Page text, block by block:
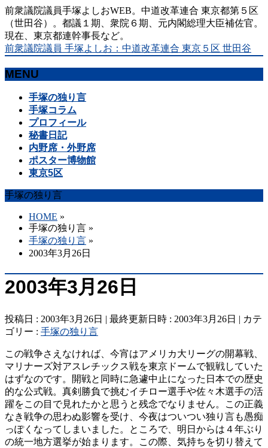
前衆議院議員手塚よしおWEB。中道改革連合 東京都第５区
（世田谷）。都議１期、衆院６期、元内閣総理大臣補佐官。
現在、東京都連幹事長など。
前衆議院議員 手塚よしお：中道改革連合 東京５区 世田谷
MENU
手塚の独り言
手塚コラム
プロフィール
秘書日記
内野席・外野席
ポスター博物館
東京5区
手塚の独り言
HOME »
手塚の独り言 »
手塚の独り言 »
2003年3月26日
2003年3月26日
投稿日 : 2003年3月26日 最終更新日時 : 2003年3月26日
カテ
ゴリー : 手塚の独り言
この戦争さえなければ、今宵はアメリカ大リーグの開幕戦、
マリナーズ対アスレチックス戦を東京ドームで観戦していた
はずなのです。開戦と同時に急遽中止になった日本での歴史
的な公式戦。真剣勝負で挑むイチロー選手や佐々木選手の活
躍をこの目で見れたかと思うと残念でなりません。この正義
なき戦争の思わぬ影響を受け、今夜はついつい独り言も愚痴
っぽくなってしまいました。ところで、明日からは４年ぶり
の統一地方選挙が始まります。この際、気持ちを切り替えて